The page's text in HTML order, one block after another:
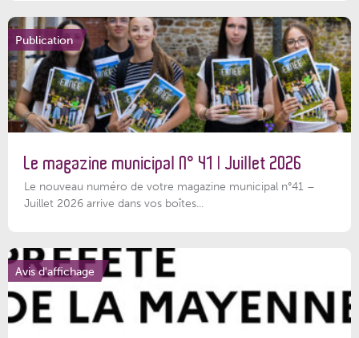
Publication
Le magazine municipal N° 41 | Juillet 2026
Le nouveau numéro de votre magazine municipal n°41 –
Juillet 2026 arrive dans vos boîtes...
Avis d'affichage